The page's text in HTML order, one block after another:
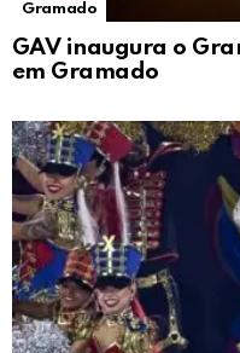
Gramado
GAV inaugura o
em Gramado